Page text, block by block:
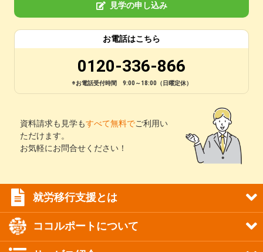
見学の申し込み
お電話はこちら
0120-336-866
※お電話受付時間 9:00～18:00（日曜定休）
資料請求も見学もすべて無料でご利用い
ただけます。
お気軽にお問合せください！
就労移行支援とは
ココルポートについて